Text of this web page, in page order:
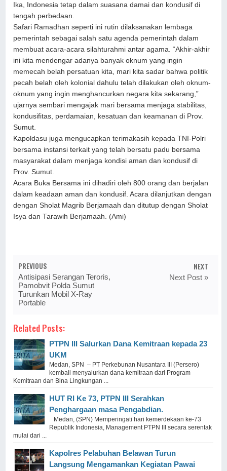
Ika, Indonesia tetap dalam suasana damai dan kondusif di
tengah perbedaan.
Safari Ramadhan seperti ini rutin dilaksanakan lembaga
pemerintah sebagai salah satu agenda pemerintah dalam
membuat acara-acara silahturahmi antar agama. “Akhir-akhir
ini kita mendengar adanya banyak oknum yang ingin
memecah belah persatuan kita, mari kita sadar bahwa politik
pecah belah oleh kolonial dahulu telah dilakukan oleh oknum-
oknum yang ingin menghancurkan negara kita sekarang,”
ujarnya sembari mengajak mari bersama menjaga stabilitas,
kondusifitas, perdamaian, kesatuan dan keamanan di Prov.
Sumut.
Kapoldasu juga mengucapkan terimakasih kepada TNI-Polri
bersama instansi terkait yang telah bersatu padu bersama
masyarakat dalam menjaga kondisi aman dan kondusif di
Prov. Sumut.
Acara Buka Bersama ini dihadiri oleh 800 orang dan berjalan
dalam keadaan aman dan kondusif. Acara dilanjutkan dengan
dengan Sholat Magrib Berjamaah dan ditutup dengan Sholat
Isya dan Tarawih Berjamaah. (Ami)
PREVIOUS
Antisipasi Serangan Teroris,
Pamobvit Polda Sumut
Turunkan Mobil X-Ray
Portable
NEXT
Next Post »
Related Posts:
PTPN III Salurkan Dana Kemitraan kepada 23
UKM
Medan, SPN – PT Perkebunan Nusantara III (Persero)
kembali menyalurkan dana kemitraan dari Program
Kemitraan dan Bina Lingkungan ...
HUT RI Ke 73, PTPN III Serahkan
Penghargaan masa Pengabdian.
Medan, (SPN) Memperingati hari kemerdekaan ke-73
Republik Indonesia, Management PTPN III secara serentak
mulai dari ...
Kapolres Pelabuhan Belawan Turun
Langsung Mengamankan Kegiatan Pawai